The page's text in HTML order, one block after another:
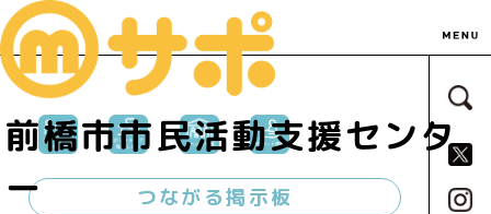
前橋市市民活動支援センタ
ー
サ
つながる掲示板